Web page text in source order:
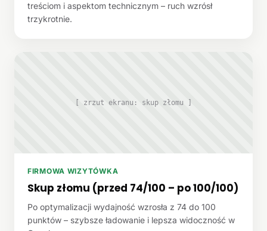
treściom i aspektom technicznym – ruch wzrósł
trzykrotnie.
[ zrzut ekranu: skup złomu ]
FIRMOWA WIZYTÓWKA
Skup złomu (przed 74/100 – po 100/100)
Po optymalizacji wydajność wzrosła z 74 do 100
punktów – szybsze ładowanie i lepsza widoczność w